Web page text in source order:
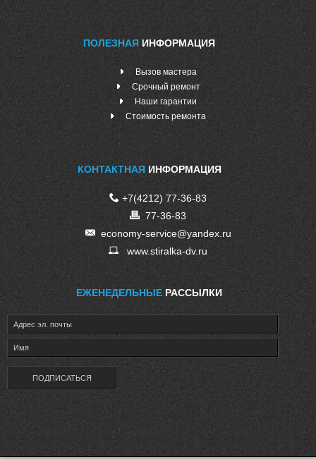
ПОЛЕЗНАЯ ИНФОРМАЦИЯ
Вызов мастера
Срочный ремонт
Наши гарантии
Стоимость ремонта
КОНТАКТНАЯИНФОРМАЦИЯ
+7(4212) 77-36-83
77-36-83
economy-service@yandex.ru
www.stiralka-dv.ru
ЕЖЕНЕДЕЛЬНЫЕ РАССЫЛКИ